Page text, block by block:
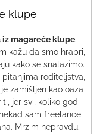
klupe
iz magareće klupe.
kažu da smo hrabri,
kako se snalazimo.
roditeljstva,
zamišljen kao oaza
jer svi, koliko god
sam freelance
Mrzim nepravdu.